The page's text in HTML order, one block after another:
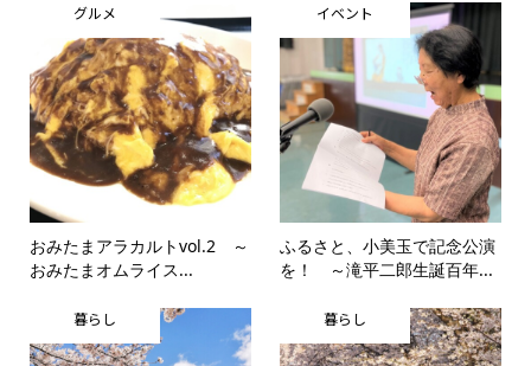
グルメ
おみたまアラカルトvol.2 ～
おみたまオムライス...
イベント
ふるさと、小美玉で記念公演
を！ ～滝平二郎生誕百年...
暮らし 暮らし